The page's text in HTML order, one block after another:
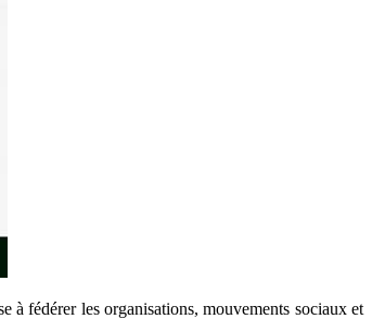
à fédérer les organisations, mouvements sociaux et